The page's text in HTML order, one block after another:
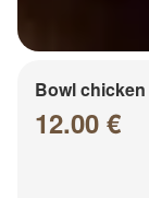
Bowl
12.00 €